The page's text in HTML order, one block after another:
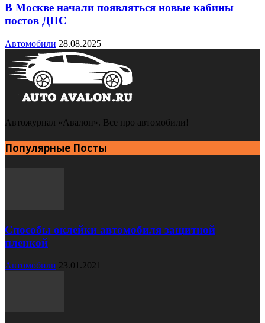
В Москве начали появляться новые кабины
постов ДПС
Автомобили 28.08.2025
Автожурнал «Авалон». Все про автомобили!
Популярные Посты
Способы оклейки автомобиля защитной
пленкой
Автомобили 23.01.2021